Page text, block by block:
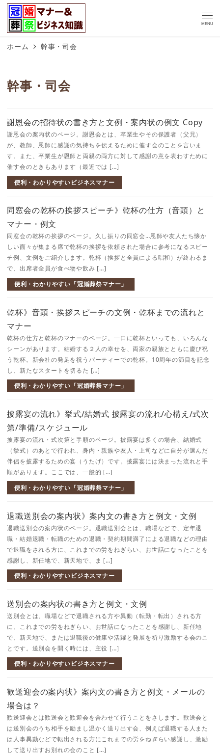
MENU
ホーム 幹事・司会
幹事・司会
謝恩会の招待状の書き方と文例・案内状の例文 Copy
謝恩会の案内状のページ。謝恩会とは、卒業生やその保護者（父兄）
が、教師、恩師に感謝の気持ちを伝えるために催す会のことを言いま
す。また、卒業生が恩師と両親の両方に対して感謝の意を表わすために
催す会のときもあります（最近では […]
便利・わかりやすいビジネスマナー
同窓会の乾杯の挨拶スピーチ》乾杯の仕方（音頭）と
マナー・例文
同窓会の乾杯の挨拶のページ。久し振りの同窓会…恩師や友人たち懐か
しい面々が集まる席で乾杯の挨拶を依頼された場合に参考になるスピー
チ例、文例をご紹介します。乾杯（挨拶と全員による唱和）が終わるま
で、出席者全員が食べ物や飲み […]
便利・わかりやすい「冠婚葬祭マナー」
乾杯》音頭・挨拶スピーチの文例・乾杯までの流れと
マナー
乾杯の仕方と乾杯のマナーのページ。一口に乾杯といっても、いろんな
シーンがあります。結婚する２人の幸せを、両家の親族とともに慶び祝
う乾杯。新会社の発足を祝うパーティーでの乾杯。10周年の節目を記念
し、新たなスタートを切るた […]
便利・わかりやすい「冠婚葬祭マナー」
披露宴の流れ》挙式/結婚式 披露宴の流れ/心構え/式次
第/準備/スケジュール
披露宴の流れ・式次第と手順のページ。披露宴は多くの場合、結婚式
（挙式）のあとで行われ、身内・親族や友人・上司などに自分が選んだ
伴侶を披露するための宴（うたげ）です。披露宴には決まった流れと手
順があります。ここでは、一般的 […]
便利・わかりやすい「冠婚葬祭マナー」
退職送別会の案内状》案内文の書き方と例文・文例
退職送別会の案内状のページ。退職送別会とは、職場などで、定年退
職・結婚退職・転職のための退職・契約期間満了による退職などの理由
で退職をされる方に、これまでの労をねぎらい、お世話になったことを
感謝し、新任地で、新天地で、ま […]
便利・わかりやすいビジネスマナー
送別会の案内状の書き方と例文・文例
送別会とは、職場などで退職される方や異動（転勤・転出）される方
に、これまでの労をねぎらい、お世話になったことを感謝し、新任地
で、新天地で、または退職後の健康や活躍と発展を祈り激励する会のこ
とです。送別会を開く時には、主役 […]
便利・わかりやすいビジネスマナー
歓送迎会の案内状》案内文の書き方と例文・メールの
場合は？
歓送迎会とは歓送会と歓迎会を合わせて行うことをさします。歓送会と
は送別会のうち相手を励まし温かく送り出す会、例えば退職する人また
は人事異動などで転出される方にこれまでの労をねぎらい感謝し、激励
して送り出すお別れの会のこと […]